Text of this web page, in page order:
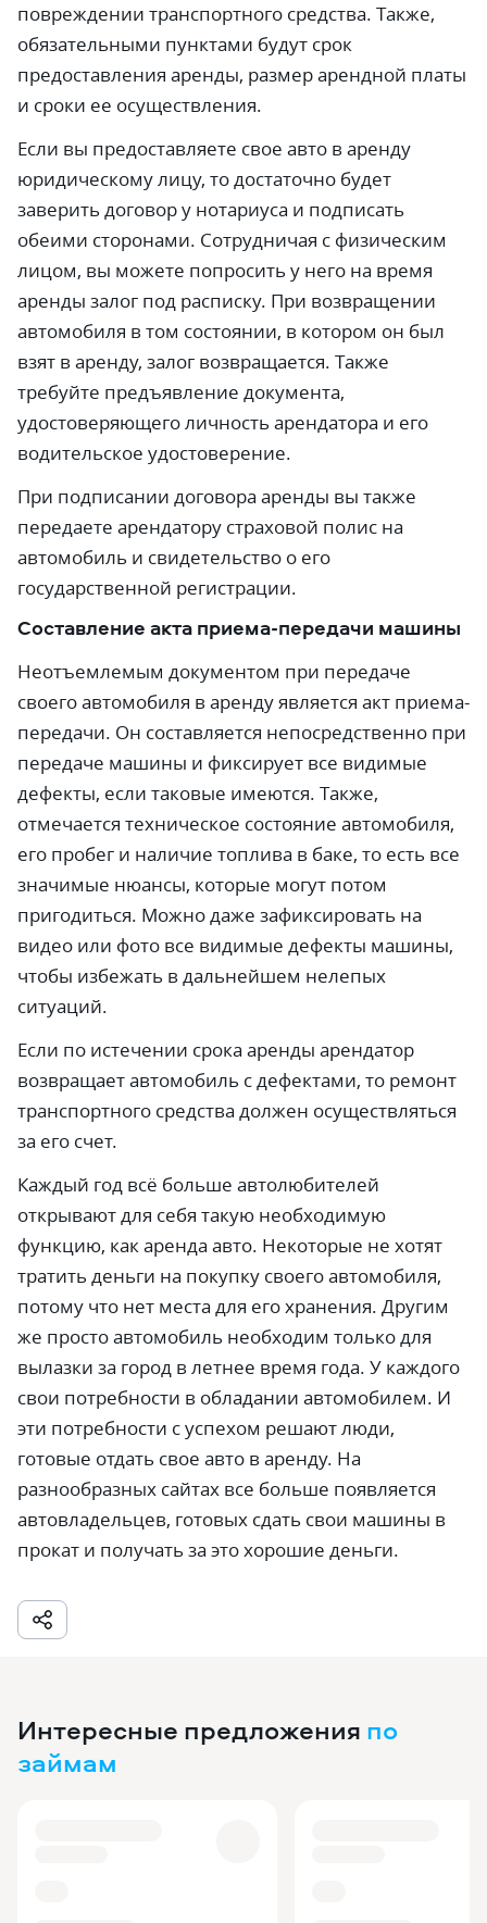
повреждении транспортного средства. Также,
обязательными пунктами будут срок
предоставления аренды, размер арендной платы
и сроки ее осуществления.
Если вы предоставляете свое авто в аренду
юридическому лицу, то достаточно будет
заверить договор у нотариуса и подписать
обеими сторонами. Сотрудничая с физическим
лицом, вы можете попросить у него на время
аренды залог под расписку. При возвращении
автомобиля в том состоянии, в котором он был
взят в аренду, залог возвращается. Также
требуйте предъявление документа,
удостоверяющего личность арендатора и его
водительское удостоверение.
При подписании договора аренды вы также
передаете арендатору страховой полис на
автомобиль и свидетельство о его
государственной регистрации.
Составление акта приема-передачи машины
Неотъемлемым документом при передаче
своего автомобиля в аренду является акт приема-
передачи. Он составляется непосредственно при
передаче машины и фиксирует все видимые
дефекты, если таковые имеются. Также,
отмечается техническое состояние автомобиля,
его пробег и наличие топлива в баке, то есть все
значимые нюансы, которые могут потом
пригодиться. Можно даже зафиксировать на
видео или фото все видимые дефекты машины,
чтобы избежать в дальнейшем нелепых
ситуаций.
Если по истечении срока аренды арендатор
возвращает автомобиль с дефектами, то ремонт
транспортного средства должен осуществляться
за его счет.
Каждый год всё больше автолюбителей
открывают для себя такую необходимую
функцию, как аренда авто. Некоторые не хотят
тратить деньги на покупку своего автомобиля,
потому что нет места для его хранения. Другим
же просто автомобиль необходим только для
вылазки за город в летнее время года. У каждого
свои потребности в обладании автомобилем. И
эти потребности с успехом решают люди,
готовые отдать свое авто в аренду. На
разнообразных сайтах все больше появляется
автовладельцев, готовых сдать свои машины в
прокат и получать за это хорошие деньги.
Интересные предложения по
займам